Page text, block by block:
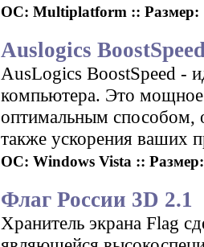
ОС: Multiplatform :: Размер:
Auslogics
AusLogics BoostSpeed -
компьютера. Это мощное
оптимальным способом,
также ускорения ваших
ОС: Windows Vista ::
Флаг России 3D 2.1
Хранитель экрана Flag